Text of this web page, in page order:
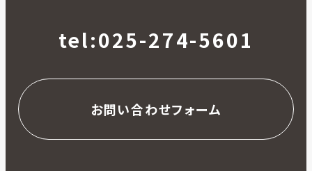
tel:025-274-5601
お問い合わせフォーム